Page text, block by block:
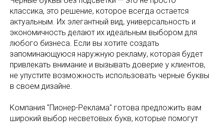
классика, это решение, которое всегда остается
актуальным. Их элегантный вид, универсальность и
экономичность делают их идеальным выбором для
любого бизнеса. Если вы хотите создать
запоминающуюся наружную рекламу, которая будет
привлекать внимание и вызывать доверие у клиентов,
не упустите возможность использовать черные буквы
в своем дизайне.
Компания "Пионер-Реклама" готова предложить вам
широкий выбор несветовых букв, которые помогут